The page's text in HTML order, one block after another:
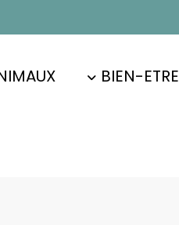
BIEN-ETRE